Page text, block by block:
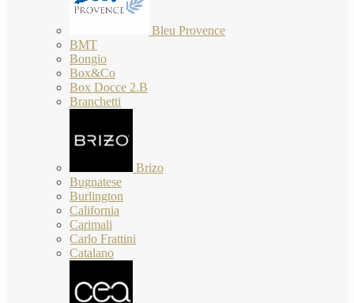
Bleu Provence
BMT
Bongio
Box&Co
Box Docce 2.B
Branchetti
Brizo
Bugnatese
Burlington
California
Carimali
Carlo Frattini
Catalano